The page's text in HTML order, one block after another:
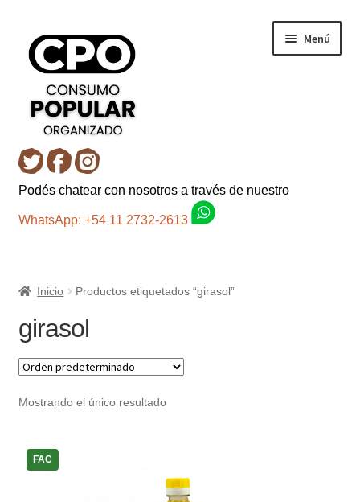
navegación
contenido
Menú
Inicio
Carro
Fondo AC
Mi cuenta
Receso de verano
Podés chatear con nosotros a través de nuestro
WhatsApp: +54 11 2732-2613
Inicio Productos etiquetados “girasol”
girasol
Mostrando el único resultado
FAC